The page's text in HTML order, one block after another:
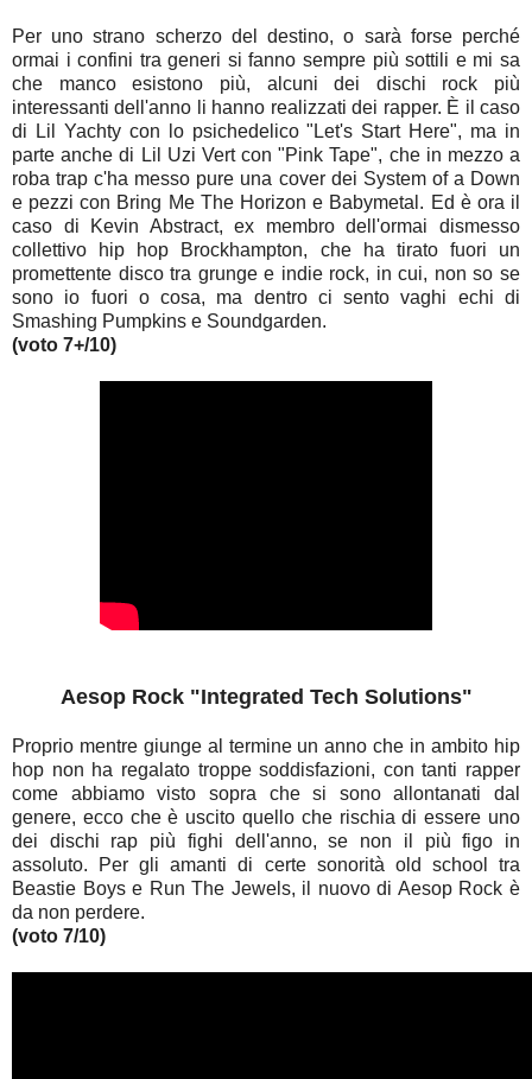
Per uno strano scherzo del destino, o sarà forse perché
ormai i confini tra generi si fanno sempre più sottili e mi sa
che manco esistono più, alcuni dei dischi rock più
interessanti dell'anno li hanno realizzati dei rapper. È il caso
di Lil Yachty con lo psichedelico "Let's Start Here", ma in
parte anche di Lil Uzi Vert con "Pink Tape", che in mezzo a
roba trap c'ha messo pure una cover dei System of a Down
e pezzi con Bring Me The Horizon e Babymetal. Ed è ora il
caso di Kevin Abstract, ex membro dell'ormai dismesso
collettivo hip hop Brockhampton, che ha tirato fuori un
promettente disco tra grunge e indie rock, in cui, non so se
sono io fuori o cosa, ma dentro ci sento vaghi echi di
Smashing Pumpkins e Soundgarden.
(voto 7+/10)
Aesop Rock "Integrated Tech Solutions"
Proprio mentre giunge al termine un anno che in ambito hip
hop non ha regalato troppe soddisfazioni, con tanti rapper
come abbiamo visto sopra che si sono allontanati dal
genere, ecco che è uscito quello che rischia di essere uno
dei dischi rap più fighi dell'anno, se non il più figo in
assoluto. Per gli amanti di certe sonorità old school tra
Beastie Boys e Run The Jewels, il nuovo di Aesop Rock è
da non perdere.
(voto 7/10)